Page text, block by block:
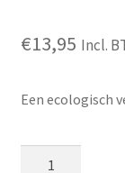
€13,95 Incl.
Een ecologisch